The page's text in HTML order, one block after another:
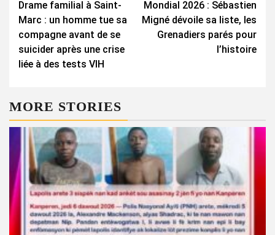
Reading
Drame familial à Saint-
Marc : un homme tue sa
compagne avant de se
suicider après une crise
liée à des tests VIH
Mondial 2026 : Sébastien
Migné dévoile sa liste, les
Grenadiers parés pour
l’histoire
MORE STORIES